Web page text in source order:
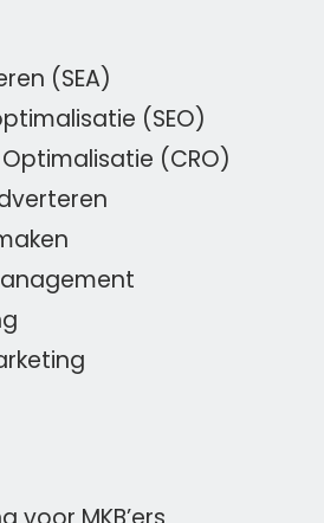
(SEA)
(SEO)
(CRO)